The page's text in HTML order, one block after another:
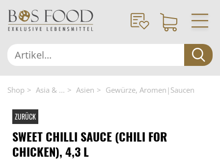
Shop Asia & ... Asien Gewürze, Aromen|Saucen
ZURÜCK
SWEET CHILLI SAUCE (CHILI FOR
CHICKEN), 4,3 L